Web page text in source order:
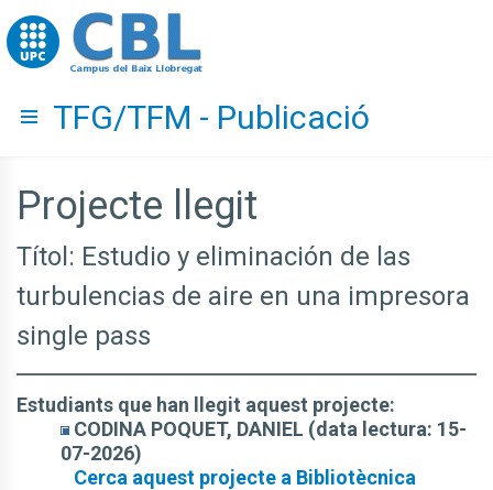
Go to upc.edu
Hide menu
TFG/TFM - Publicació
Projecte llegit
Títol: Estudio y eliminación de las
turbulencias de aire en una impresora
single pass
Estudiants que han llegit aquest projecte:
CODINA POQUET, DANIEL (data lectura: 15-
07-2026)
Cerca aquest projecte a Bibliotècnica